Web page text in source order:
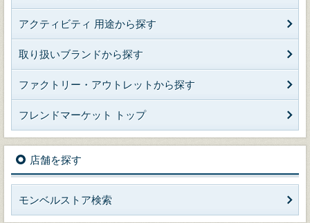
アクティビティ 用途から探す
取り扱いブランドから探す
ファクトリー・アウトレットから探す
フレンドマーケット トップ
店舗を探す
モンベルストア検索